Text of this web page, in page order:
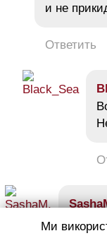
и не
Ответить
в
Ми